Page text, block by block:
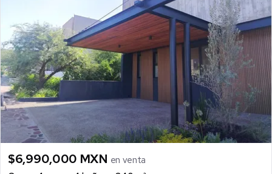
$6,990,000 MXN en venta